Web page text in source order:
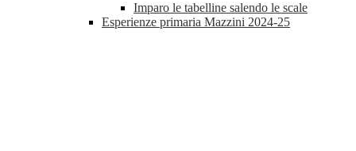
Imparo le tabelline salendo le scale
Esperienze primaria Mazzini 2024-25